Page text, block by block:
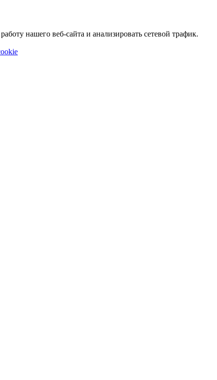
нашего веб-сайта и анализировать сетевой трафик.